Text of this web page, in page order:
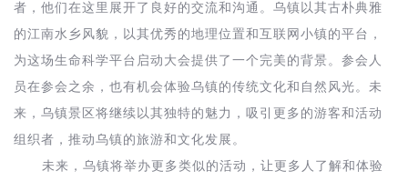
者，他们在这里展开了良好的交流和沟通。乌镇以其古朴典雅
的江南水乡风貌，以其优秀的地理位置和互联网小镇的平台，
为这场生命科学平台启动大会提供了一个完美的背景。参会人
员在参会之余，也有机会体验乌镇的传统文化和自然风光。未
来，乌镇景区将继续以其独特的魅力，吸引更多的游客和活动
组织者，推动乌镇的旅游和文化发展。
未来，乌镇将举办更多类似的活动，让更多人了解和体验